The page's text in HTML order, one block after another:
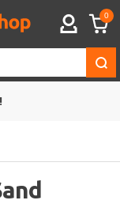
ACCOUNT
0